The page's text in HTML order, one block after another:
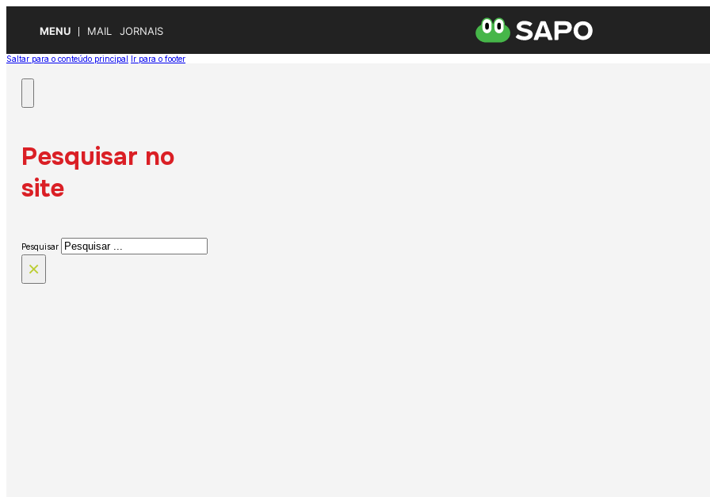
MENU MAIL JORNAIS
Saltar para o conteúdo principal Ir para o footer
Pesquisar no
site
Pesquisar
×